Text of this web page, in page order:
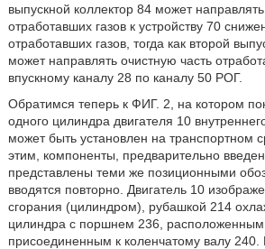
выпускной коллектор 84 может
отработавших газов к устройству 70
отработавших газов, тогда как второй
может направлять очистную часть
впускному каналу 28 по каналу 50 РОГ.
Обратимся теперь к ФИГ. 2, на котором
одного цилиндра двигателя 10
может быть установлен на транспортном
этим, компоненты, предварительно
представлены теми же позиционными
вводятся повторно. Двигатель 10
сгорания (цилиндром), рубашкой 214
цилиндра с поршнем 236, расположенным
присоединенным к коленчатому валу 240.